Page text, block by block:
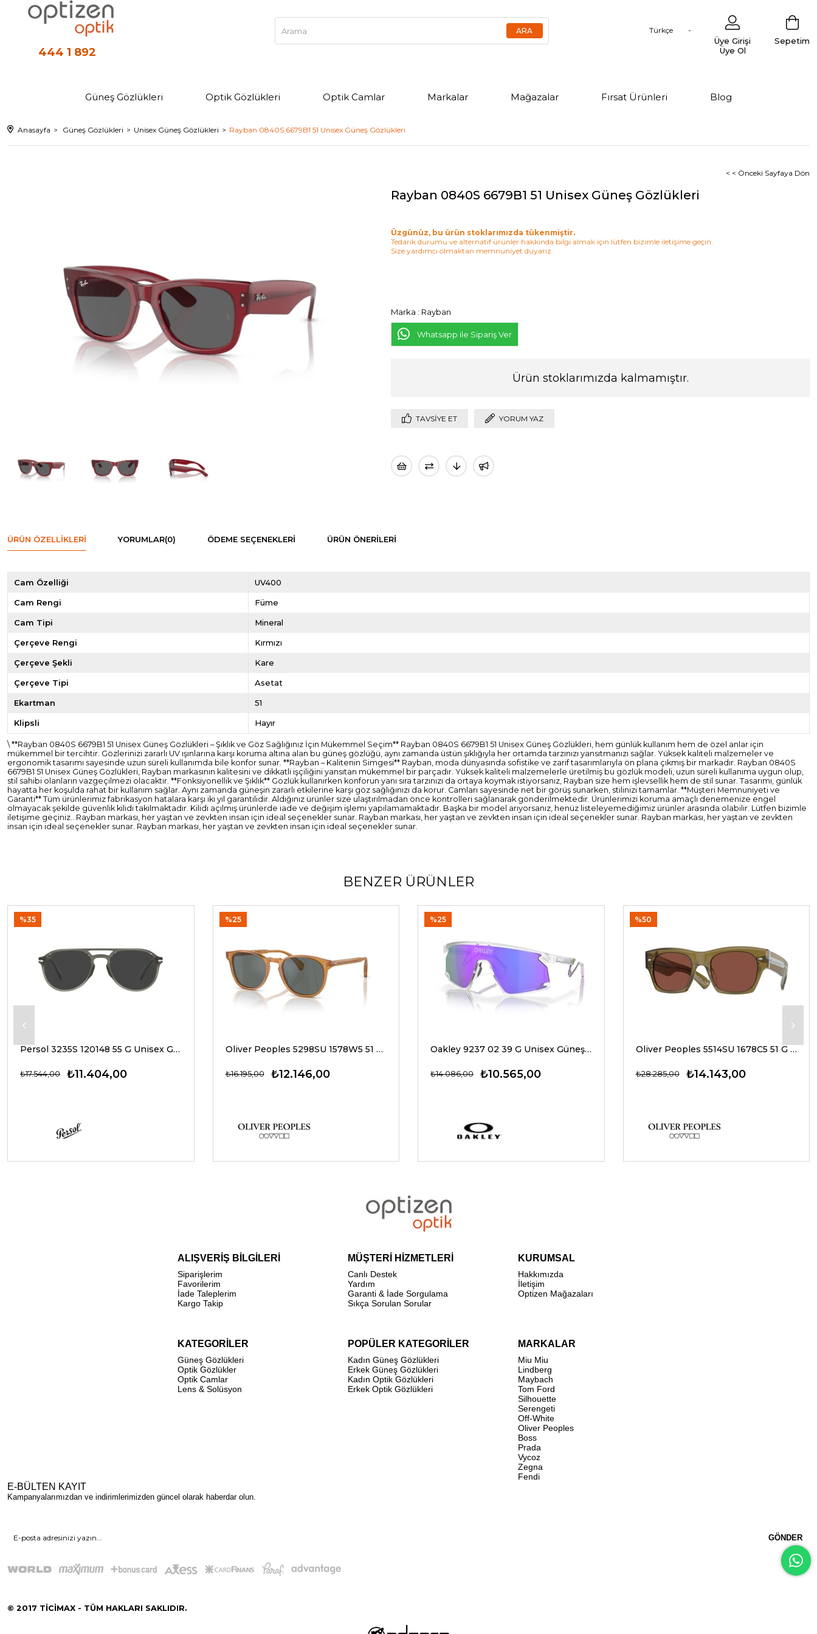
444 1 892
Türkçe
Sepetim
Üye Girişi
Üye Ol
Güneş Gözlükleri Optik Gözlükleri Optik Camlar Markalar Mağazalar Fırsat Ürünleri Blog
Anasayfa Güneş Gözlükleri Unisex Güneş Gözlükleri Rayban 0840S 6679B1 51 Unisex Güneş Gözlükleri
< < Önceki Sayfaya Dön
Rayban 0840S 6679B1 51 Unisex Güneş Gözlükleri
Üzgünüz, bu ürün stoklarımızda tükenmiştir.
Tedarik durumu ve alternatif ürünler hakkında bilgi almak için lütfen bizimle iletişime geçin.
Size yardımcı olmaktan memnuniyet duyarız.
Marka : Rayban
Whatsapp ile Sipariş Ver
Ürün stoklarımızda kalmamıştır.
TAVSIYE ET YORUM YAZ
ÜRÜN ÖZELLIKLERI YORUMLAR(0) ÖDEME SEÇENEKLERI ÜRÜN ÖNERILERI
Cam Özelliği UV400
Cam Rengi Füme
Cam Tipi Mineral
Çerçeve Rengi Kırmızı
Çerçeve Şekli Kare
Çerçeve Tipi Asetat
Ekartman 51
Klipsli Hayır
\ **Rayban 0840S 6679B1 51 Unisex Güneş Gözlükleri – Şıklık ve Göz Sağlığınız İçin Mükemmel Seçim** Rayban 0840S 6679B1 51 Unisex Güneş Gözlükleri, hem günlük kullanım hem de özel anlar için
mükemmel bir tercihtir. Gözlerinizi zararlı UV ışınlarına karşı koruma altına alan bu güneş gözlüğü, aynı zamanda üstün şıklığıyla her ortamda tarzınızı yansıtmanızı sağlar. Yüksek kaliteli malzemeler ve
ergonomik tasarımı sayesinde uzun süreli kullanımda bile konfor sunar. **Rayban – Kalitenin Simgesi** Rayban, moda dünyasında sofistike ve zarif tasarımlarıyla ön plana çıkmış bir markadır. Rayban 0840S
6679B1 51 Unisex Güneş Gözlükleri, Rayban markasının kalitesini ve dikkatli işçiliğini yansıtan mükemmel bir parçadır. Yüksek kaliteli malzemelerle üretilmiş bu gözlük modeli, uzun süreli kullanıma uygun olup,
stil sahibi olanların vazgeçilmezi olacaktır. **Fonksiyonellik ve Şıklık** Gözlük kullanırken konforun yanı sıra tarzınızı da ortaya koymak istiyorsanız, Rayban size hem işlevsellik hem de stil sunar. Tasarımı, günlük
hayatta her koşulda rahat bir kullanım sağlar. Aynı zamanda güneşin zararlı etkilerine karşı göz sağlığınızı da korur. Camları sayesinde net bir görüş sunarken, stilinizi tamamlar. **Müşteri Memnuniyeti ve
Garanti** Tüm ürünlerimiz fabrikasyon hatalara karşı iki yıl garantilidir. Aldığınız ürünler size ulaştırılmadan önce kontrolleri sağlanarak gönderilmektedir. Ürünlerimizi koruma amaçlı denemenize engel
olmayacak şekilde güvenlik kilidi takılmaktadır. Kilidi açılmış ürünlerde iade ve değişim işlemi yapılamamaktadır. Başka bir model arıyorsanız, henüz listeleyemediğimiz ürünler arasında olabilir. Lütfen bizimle
iletişime geçiniz.. Rayban markası, her yaştan ve zevkten insan için ideal seçenekler sunar. Rayban markası, her yaştan ve zevkten insan için ideal seçenekler sunar. Rayban markası, her yaştan ve zevkten
insan için ideal seçenekler sunar. Rayban markası, her yaştan ve zevkten insan için ideal seçenekler sunar.
BENZER ÜRÜNLER
Persol 3235S 120148 55 G Unisex Güneş Gözlükleri
₺11.404,00
₺17.544,00
%35
Oliver Peoples 5298SU 1578W5 51 G Unisex Güneş Gözlükleri
₺12.146,00
₺16.195,00
%25
Oakley 9237 02 39 G Unisex Güneş Gözlükleri
₺10.565,00
₺14.086,00
%25
Oliver Peoples 5514SU 1678C5 51 G Unisex Güneş Gözlükleri
₺14.143,00
₺28.285,00
%50
ALIŞVERİŞ BİLGİLERİ
Siparişlerim
Favorilerim
İade Taleplerim
Kargo Takip
MÜŞTERİ HİZMETLERİ
Canlı Destek
Yardım
Garanti & İade Sorgulama
Sıkça Sorulan Sorular
KURUMSAL
Hakkımızda
İletişim
Optizen Mağazaları
KATEGORİLER
Güneş Gözlükleri
Optik Gözlükler
Optik Camlar
Lens & Solüsyon
POPÜLER KATEGORİLER
Kadın Güneş Gözlükleri
Erkek Güneş Gözlükleri
Kadın Optik Gözlükleri
Erkek Optik Gözlükleri
MARKALAR
Miu Miu
Lindberg
Maybach
Tom Ford
Silhouette
Serengeti
Off-White
Oliver Peoples
Boss
Prada
Vycoz
Zegna
Fendi
E-BÜLTEN KAYIT
Kampanyalarımızdan ve indirimlerimizden güncel olarak haberdar olun.
GÖNDER
© 2017 TİCİMAX - TÜM HAKLARI SAKLIDIR.